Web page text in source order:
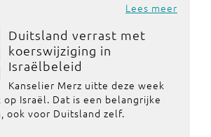
Lees meer
Duitsland verrast met
koerswijziging in
Israëlbeleid
Kanselier Merz uitte deze week
Israël. Dat is een belangrijke
ook voor Duitsland zelf.